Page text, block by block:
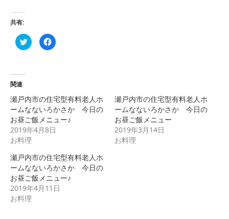
共有:
ク
リ
有
(新
し
い
ウ
ィ
ン
ド
ウ
開
き
ま
す)
Facebook
で
リ
ッ
ク
し
て
く
だ
し
い
ウ
ィ
ン
ド
ウ
関連
瀬戸内市の住宅型有料老人ホ
ームなないろかさか 今日の
お昼ご飯メニュー♪
2019年4月8日
お料理
瀬戸内市の住宅型有料老人ホ
ームなないろかさか 今日の
お昼ご飯メニュー
2019年3月14日
お料理
瀬戸内市の住宅型有料老人ホ
ームなないろかさか 今日の
お昼ご飯メニュー♪
2019年4月11日
お料理